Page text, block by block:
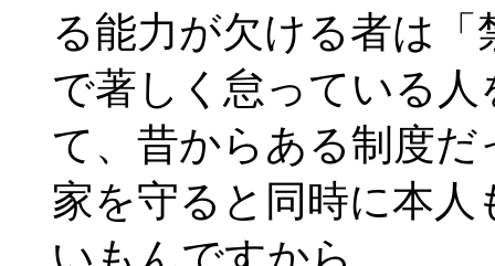
る能力が欠ける者は
で著しく怠っている
て、昔からある制度
家を守ると同時に本